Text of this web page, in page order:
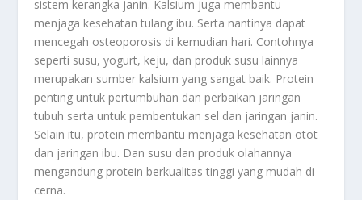
sistem kerangka janin. Kalsium juga membantu
menjaga kesehatan tulang ibu. Serta nantinya dapat
mencegah osteoporosis di kemudian hari. Contohnya
seperti susu, yogurt, keju, dan produk susu lainnya
merupakan sumber kalsium yang sangat baik. Protein
penting untuk pertumbuhan dan perbaikan jaringan
tubuh serta untuk pembentukan sel dan jaringan janin.
Selain itu, protein membantu menjaga kesehatan otot
dan jaringan ibu. Dan susu dan produk olahannya
mengandung protein berkualitas tinggi yang mudah di
cerna.